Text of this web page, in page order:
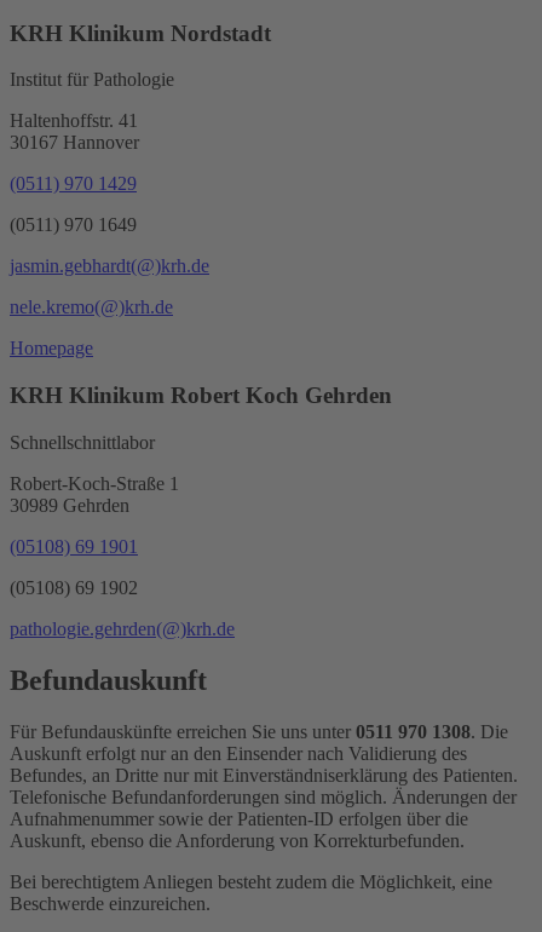
KRH Klinikum Nordstadt
Institut für Pathologie
Haltenhoffstr. 41
30167 Hannover
(0511) 970 1429
(0511) 970 1649
jasmin.gebhardt(@)krh.de
nele.kremo(@)krh.de
Homepage
KRH Klinikum Robert Koch Gehrden
Schnellschnittlabor
Robert-Koch-Straße 1
30989 Gehrden
(05108) 69 1901
(05108) 69 1902
pathologie.gehrden(@)krh.de
Befundauskunft
Für Befundauskünfte erreichen Sie uns unter 0511 970 1308. Die
Auskunft erfolgt nur an den Einsender nach Validierung des
Befundes, an Dritte nur mit Einverständniserklärung des Patienten.
Telefonische Befundanforderungen sind möglich. Änderungen der
Aufnahmenummer sowie der Patienten-ID erfolgen über die
Auskunft, ebenso die Anforderung von Korrekturbefunden.
Bei berechtigtem Anliegen besteht zudem die Möglichkeit, eine
Beschwerde einzureichen.